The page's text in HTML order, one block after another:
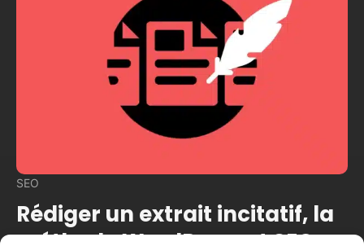
SEO
Rédiger un extrait incitatif, la